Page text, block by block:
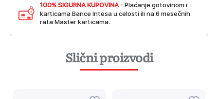
100% SIGURNA KUPOVINA - Plaćanje gotovinom i
karticama Bance Intesa u celosti ili na 6 mesečnih
rata Master karticama.
Slični proizvodi